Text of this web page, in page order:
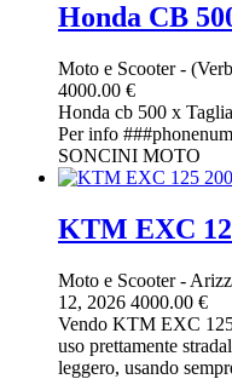
Honda CB
Moto e Scooter-
4000.00 €
Honda cb 500 x
Per info
SONCINI MOTO
KTM EXC
Moto e Scooter-
12, 2026 4000.00 €
Vendo KTM EXC 125
uso prettamente
leggero, usando